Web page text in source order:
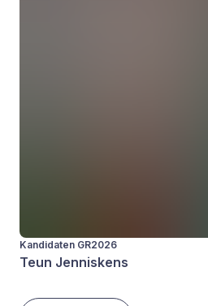
Kandidaten GR2026
Teun Jenniskens